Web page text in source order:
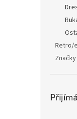
Retro/
Značky